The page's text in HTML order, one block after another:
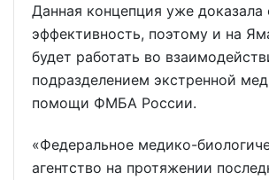
Данная концепция уже доказала
эффективность, поэтому и на
будет работать во
подразделением экстренной
помощи ФМБА России.
«Федеральное медико-
агентство на протяжении